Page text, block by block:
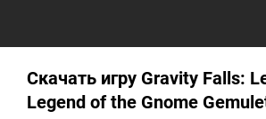
Скачать игру Gravity Falls:
Legend of the Gnome